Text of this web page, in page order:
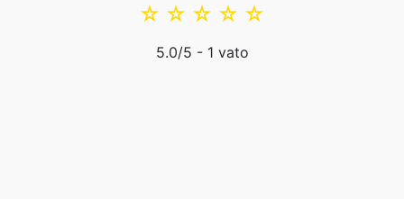
☆
☆
☆
☆
☆
5.0/5 - 1 vato